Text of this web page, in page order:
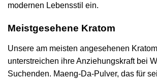
modernen Lebensstil ein.
Meistgesehene Kratom
Unsere am meisten angesehenen
unterstreichen ihre Anziehungskraft bei
Suchenden. Maeng-Da-Pulver, das für